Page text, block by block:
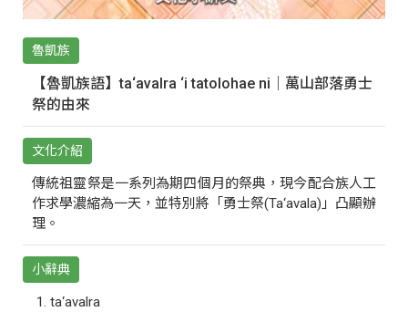
魯凱族
【魯凱族語】ta‘avalra ‘i tatolohae ni｜萬山部落勇士
祭的由來
文化介紹
傳統祖靈祭是一系列為期四個月的祭典，現今配合族人工
作求學濃縮為一天，並特別將「勇士祭(Ta‘avala)」凸顯辦
理。
小辭典
ta‘avalra